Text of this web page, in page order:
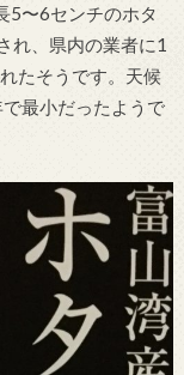
5〜6センチのホタ
れ、県内の業者に1
たそうです。天候
最小だったようで